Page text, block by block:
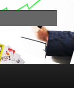
安DM発
客創出応援団などアイデ
ります。
索